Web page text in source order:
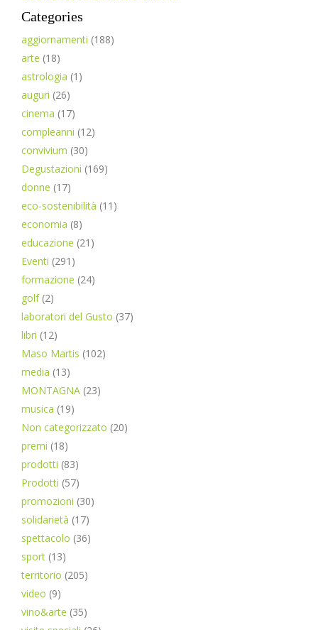
Categories
aggiornamenti (188)
arte (18)
astrologia (1)
auguri (26)
cinema (17)
compleanni (12)
convivium (30)
Degustazioni (169)
donne (17)
eco-sostenibilità (11)
economia (8)
educazione (21)
Eventi (291)
formazione (24)
golf(2)
laboratori del Gusto (37)
libri (12)
Maso Martis (102)
media (13)
MONTAGNA (23)
musica (19)
Non categorizzato (20)
premi (18)
prodotti (83)
Prodotti (57)
promozioni (30)
solidarietà (17)
spettacolo (36)
sport (13)
territorio (205)
video (9)
vino&arte (35)